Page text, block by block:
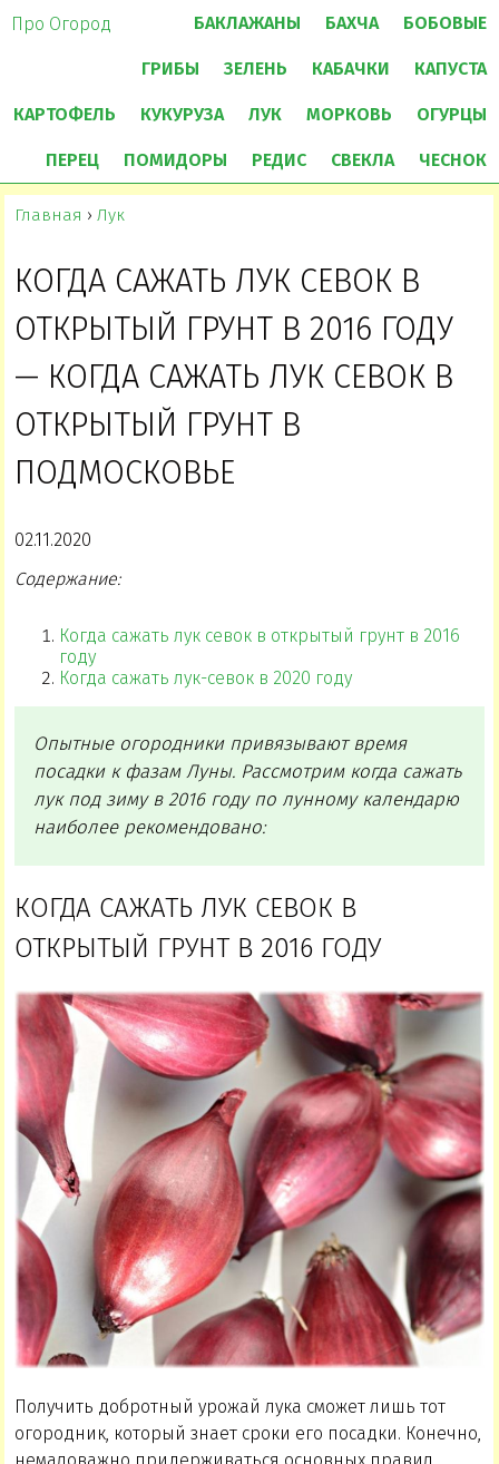
Про Огород БАКЛАЖАНЫ БАХЧА БОБОВЫЕ
ГРИБЫ ЗЕЛЕНЬ КАБАЧКИ КАПУСТА
КАРТОФЕЛЬ КУКУРУЗА ЛУК МОРКОВЬ ОГУРЦЫ
ПЕРЕЦ ПОМИДОРЫ РЕДИС СВЕКЛА ЧЕСНОК
Главная ›Лук
КОГДА САЖАТЬ ЛУК СЕВОК В
ОТКРЫТЫЙ ГРУНТ В 2016 ГОДУ
— КОГДА САЖАТЬ ЛУК СЕВОК В
ОТКРЫТЫЙ ГРУНТ В
ПОДМОСКОВЬЕ
02.11.2020
Содержание:
Когда сажать лук севок в открытый грунт в 2016
году
Когда сажать лук-севок в 2020 году
Опытные огородники привязывают время
посадки к фазам Луны. Рассмотрим когда сажать
лук под зиму в 2016 году по лунному календарю
наиболее рекомендовано:
КОГДА САЖАТЬ ЛУК СЕВОК В
ОТКРЫТЫЙ ГРУНТ В 2016 ГОДУ
Получить добротный урожай лука сможет лишь тот
огородник, который знает сроки его посадки. Конечно,